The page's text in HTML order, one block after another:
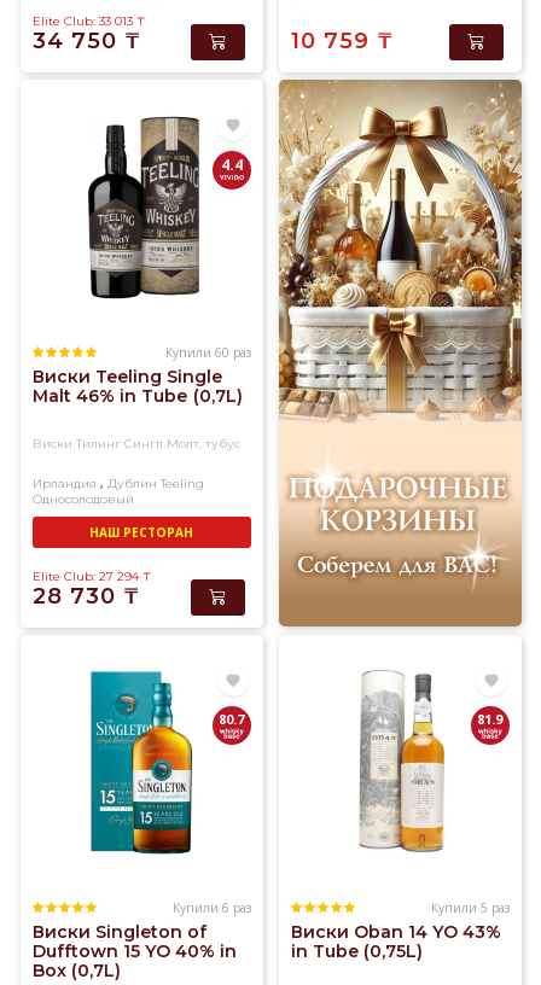
Elite Club: 33 013 ₸
34 750 ₸ 10 759 ₸
4.4
Купили 60 раз
Виски Teeling Single
Malt 46% in Tubе (0,7L)
Виски Тилинг Сингл Молт, тубус
Ирландия , Дублин Teeling
Односолодовый
НАШ РЕСТОРАН
Elite Club: 27 294 ₸
28 730 ₸
80.7
Купили 6 раз
Виски Singleton of
Dufftown 15 YO 40% in
Box (0,7L)
81.9
Купили 5 раз
Виски Oban 14 YO 43%
in Tube (0,75L)